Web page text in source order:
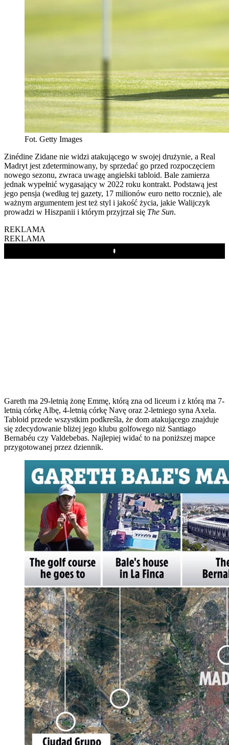
Fot. Getty Images
Zinédine Zidane nie widzi atakującego w swojej drużynie, a Real
Madryt jest zdeterminowany, by sprzedać go przed rozpoczęciem
nowego sezonu, zwraca uwagę angielski tabloid. Bale zamierza
jednak wypełnić wygasający w 2022 roku kontrakt. Podstawą jest
jego pensja (według tej gazety, 17 milionów euro netto rocznie), ale
ważnym argumentem jest też styl i jakość życia, jakie Walijczyk
prowadzi w Hiszpanii i którym przyjrzał się The Sun.
REKLAMA
REKLAMA
Play
Gareth ma 29-letnią żonę Emmę, którą zna od liceum i z którą ma 7-
letnią córkę Albę, 4-letnią córkę Navę oraz 2-letniego syna Axela.
Tabloid przede wszystkim podkreśla, że dom atakującego znajduje
się zdecydowanie bliżej jego klubu golfowego niż Santiago
Bernabéu czy Valdebebas. Najlepiej widać to na poniższej mapce
przygotowanej przez dziennik.